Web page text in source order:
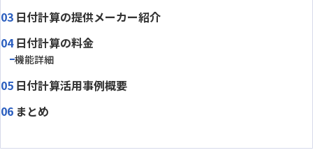
日付計算の提供メーカー紹介
日付計算の料金
機能詳細
日付計算活用事例概要
まとめ